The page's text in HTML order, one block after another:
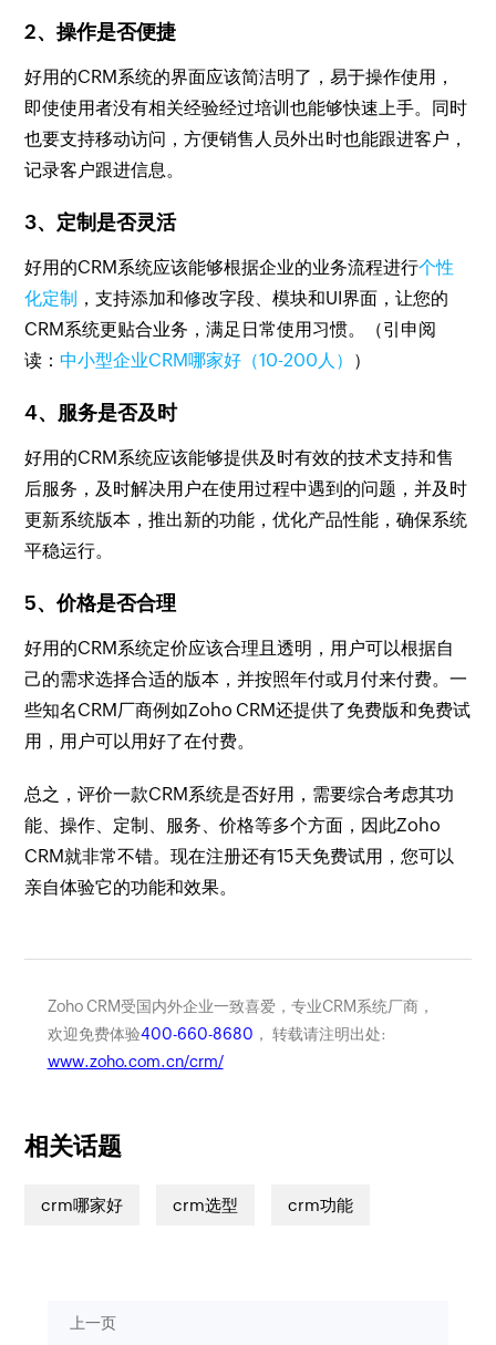
2、操作是否便捷
好用的CRM系统的界面应该简洁明了，易于操作使用，
即使使用者没有相关经验经过培训也能够快速上手。同时
也要支持移动访问，方便销售人员外出时也能跟进客户，
记录客户跟进信息。
3、定制是否灵活
好用的CRM系统应该能够根据企业的业务流程进行个性
化定制 ，支持添加和修改字段、模块和UI界面，让您的
CRM系统更贴合业务，满足日常使用习惯。（引申阅
读：中小型企业CRM哪家好（10-200人） ）
4、服务是否及时
好用的CRM系统应该能够提供及时有效的技术支持和售
后服务，及时解决用户在使用过程中遇到的问题，并及时
更新系统版本，推出新的功能，优化产品性能，确保系统
平稳运行。
5、价格是否合理
好用的CRM系统定价应该合理且透明，用户可以根据自
己的需求选择合适的版本，并按照年付或月付来付费。一
些知名CRM厂商例如Zoho CRM还提供了免费版和免费试
用，用户可以用好了在付费。
总之，评价一款CRM系统是否好用，需要综合考虑其功
能、操作、定制、服务、价格等多个方面，因此Zoho
CRM就非常不错。现在注册还有15天免费试用，您可以
亲自体验它的功能和效果。
Zoho CRM受国内外企业一致喜爱，专业CRM系统厂商，
欢迎免费体验400-660-8680 ， 转载请注明出处:
www.zoho.com.cn/crm/
相关话题
crm哪家好 crm选型 crm功能
上一页